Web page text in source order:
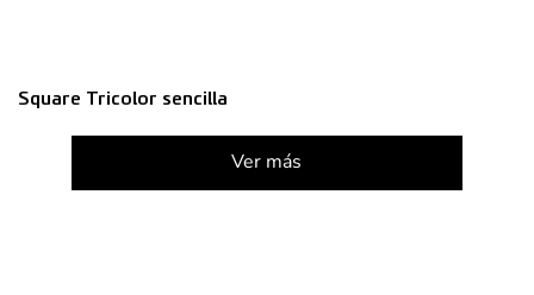
Square Tricolor sencilla
Ver más